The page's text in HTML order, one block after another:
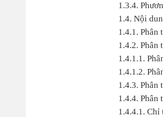
1.3.4.
1.4. Nội
1.4.1. Phân
1.4.2.
1.4.1.1.
1.4.1.2.
1.4.3.
1.4.4. Phân
1.4.4.1. Chỉ